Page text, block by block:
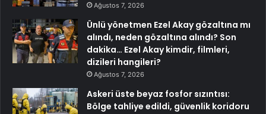
Ağustos 7, 2026
Ünlü yönetmen Ezel Akay gözaltına mı
alındı, neden gözaltına alındı? Son
dakika… Ezel Akay kimdir, filmleri,
dizileri hangileri?
Ağustos 7, 2026
Askeri üste beyaz fosfor sızıntısı:
Bölge tahliye edildi, güvenlik koridoru